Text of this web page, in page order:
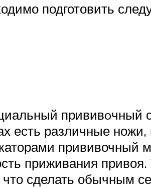
подготовить
прививoчный
есть различные
прививочный
приживания
сделать обычным